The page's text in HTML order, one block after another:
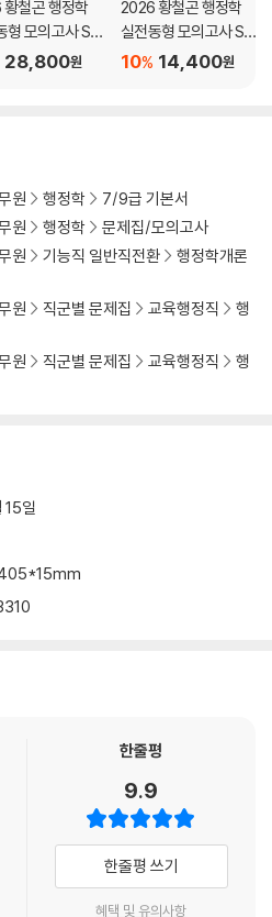
철곤 행정학
형 모의고사 SE
1~2권 세트
28,800원
2026 황철곤 행정학
실전동형 모의고사 SE
ASON 214,400원
10%
원 행정학
7/9급 기본서
원 행정학
문제집/모의고사
원 기능직 일반직전환
행정학개론
원 직군별 문제집 교육행정직
행
원 직군별 문제집 교육행정직
행
일
한줄평
9.9
한줄평 쓰기
혜택 및 유의사항